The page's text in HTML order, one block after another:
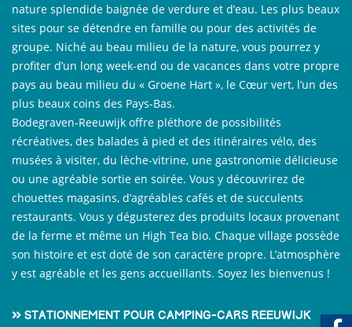
nature splendide baignée de verdure et d’eau. Les plus beaux
sites pour se détendre en famille ou pour des activités de
groupe. Niché au beau milieu de la nature, vous pourrez y
profiter d’un long week-end ou de vacances dans votre propre
pays au beau milieu du « Groene Hart », le Cœur vert, l’un des
plus beaux coins des Pays-Bas.
Bodegraven-Reeuwijk offre pléthore de possibilités
récréatives, des balades à pied et des itinéraires vélo, des
musées à visiter, du lèche-vitrine, une gastronomie délicieuse
ou une agréable sortie en soirée. Vous y découvrirez de
chouettes magasins, d’agréables cafés et de succulents
restaurants. Vous y dégusterez des produits locaux provenant
de la ferme et même un High Tea bio. Chaque village possède
son histoire et est doté de son caractère propre. L’atmosphère
y est agréable et les gens accueillants. Soyez les bienvenus !
Stationnement pour camping-cars Reeuwijk